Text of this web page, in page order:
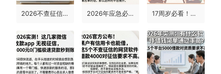
2026不查征信的网贷吗？这5个平台真实展示，本篇细致分说！ 2026年应急必看！无视黑户的借款平台盘点，这2000的app对黑户要求真不高 17周岁必看！2026独家推荐：5个17周岁借钱软件，贷款2000秒到账